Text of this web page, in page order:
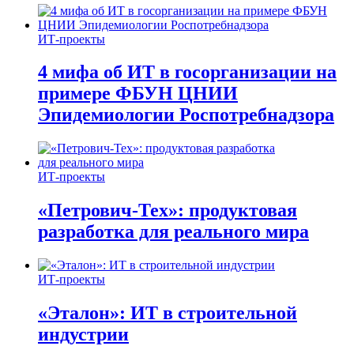
ИТ-проекты
4 мифа об ИТ в госорганизации на
примере ФБУН ЦНИИ
Эпидемиологии Роспотребнадзора
ИТ-проекты
«Петрович-Тех»: продуктовая
разработка для реального мира
ИТ-проекты
«Эталон»: ИТ в строительной
индустрии